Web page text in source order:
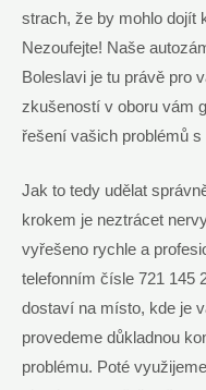
strach, že by mohlo dojít
Nezoufejte! Naše
Boleslavi je tu právě pro
zkušeností v oboru vám
řešení vašich problémů
Jak to tedy udělat
krokem je neztrácet
vyřešeno rychle a
telefonním čísle 721 145
dostaví na místo, kde je
provedeme důkladnou
problému. Poté